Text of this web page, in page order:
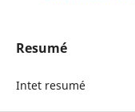
Resumé
Intet resumé